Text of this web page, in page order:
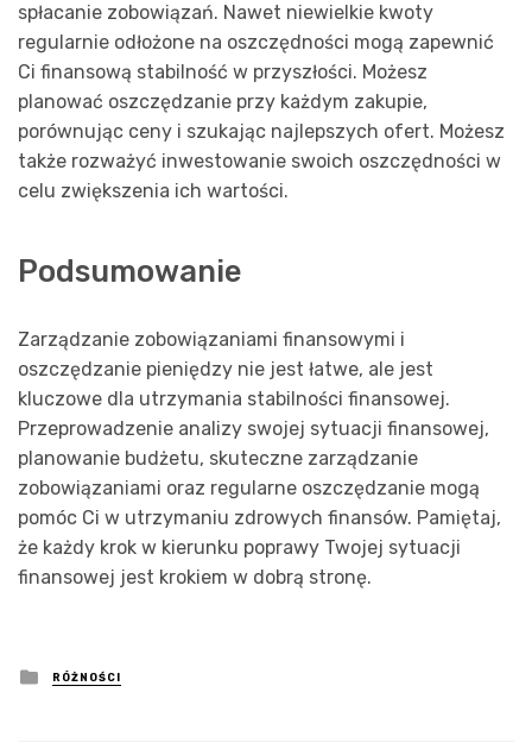
spłacanie zobowiązań. Nawet niewielkie kwoty
regularnie odłożone na oszczędności mogą zapewnić
Ci finansową stabilność w przyszłości. Możesz
planować oszczędzanie przy każdym zakupie,
porównując ceny i szukając najlepszych ofert. Możesz
także rozważyć inwestowanie swoich oszczędności w
celu zwiększenia ich wartości.
Podsumowanie
Zarządzanie zobowiązaniami finansowymi i
oszczędzanie pieniędzy nie jest łatwe, ale jest
kluczowe dla utrzymania stabilności finansowej.
Przeprowadzenie analizy swojej sytuacji finansowej,
planowanie budżetu, skuteczne zarządzanie
zobowiązaniami oraz regularne oszczędzanie mogą
pomóc Ci w utrzymaniu zdrowych finansów. Pamiętaj,
że każdy krok w kierunku poprawy Twojej sytuacji
finansowej jest krokiem w dobrą stronę.
Posted
in
RÓŻNOŚCI